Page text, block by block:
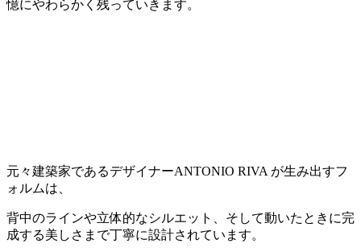
憶にやわらかく残っていきます。
元々建築家であるデザイナーANTONIO RIVA が生み出すフ
ォルムは、
背中のラインや立体的なシルエット、そして動いたときに完
成する美しさまで丁寧に設計されています。